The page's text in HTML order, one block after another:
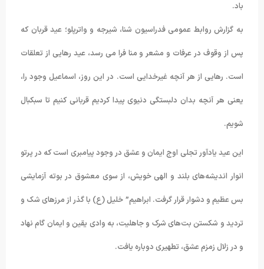
باد.
به گزارش روابط عمومی فدراسیون شنا، شیرجه و واترپلو؛ عید قربان که
پس از وقوف در عرفات و مشعر و منا فرا مى رسد، عید رهایى از تعلقات
است. رهایى از هر آنچه غیرخدایى است. در این روز، اسماعیل وجود را،
یعنى هر آنچه بدان دلبستگى دنیوى پیدا کردیم قربانى کنیم تا سبکبال
شویم.
این عید یادآور تجلی اوج ایمان و عشق در وجود پیامبری است که در پرتو
انوار اندیشه‌های بلند و الهی خویش، از سوی معشوق در بوته آزمایشی
بس عظیم و دشوار قرار گرفت. ابراهیم” خلیل (ع) با گذر از مرزهای شک و
تردید و شکستن بت‌های شرک و جاهلیت، به وادی یقین و ایمان گام نهاد
و در زلال زمزم عشق، تطهیری دوباره یافت.